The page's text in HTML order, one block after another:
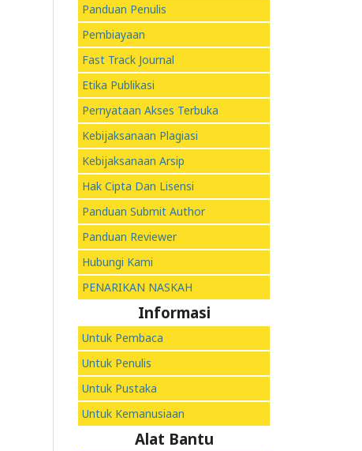
Panduan Penulis
Pembiayaan
Fast Track Journal
Etika Publikasi
Pernyataan Akses Terbuka
Kebijaksanaan Plagiasi
Kebijaksanaan Arsip
Hak Cipta Dan Lisensi
Panduan Submit Author
Panduan Reviewer
Hubungi Kami
PENARIKAN NASKAH
Informasi
Untuk Pembaca
Untuk Penulis
Untuk Pustaka
Untuk Kemanusiaan
Alat Bantu